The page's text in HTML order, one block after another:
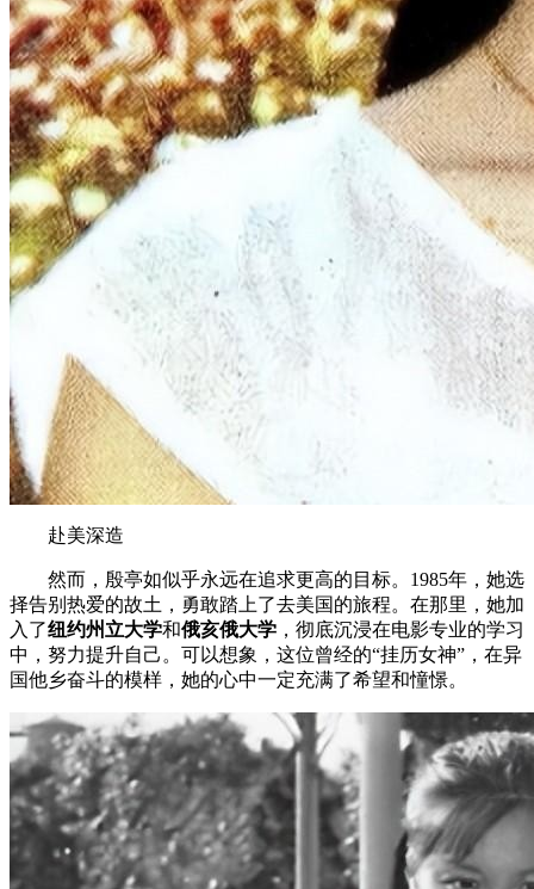
赴美深造
然而，殷亭如似乎永远在追求更高的目标。1985年，她选
择告别热爱的故土，勇敢踏上了去美国的旅程。在那里，她加
入了纽约州立大学和俄亥俄大学 ，彻底沉浸在电影专业的学习
中，努力提升自己。可以想象，这位曾经的“挂历女神”，在异
国他乡奋斗的模样，她的心中一定充满了希望和憧憬。